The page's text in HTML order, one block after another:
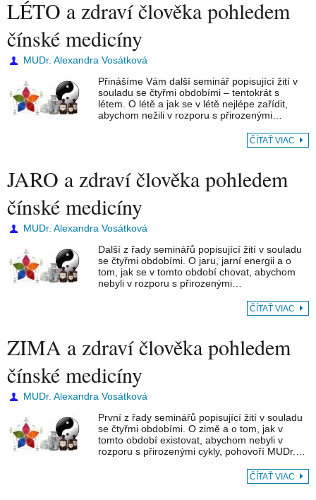
LÉTO a zdraví člověka pohledem
čínské medicíny
MUDr. Alexandra Vosátková
Přinášíme Vám další seminář popisující žití v
souladu se čtyřmi obdobími – tentokrát s
létem. O létě a jak se v létě nejlépe zařídit,
abychom nežili v rozporu s přirozenými…
ČÍTAŤ VIAC
JARO a zdraví člověka pohledem
čínské medicíny
MUDr. Alexandra Vosátková
Další z řady seminářů popisující žití v souladu
se čtyřmi obdobími. O jaru, jarní energii a o
tom, jak se v tomto období chovat, abychom
nebyli v rozporu s přirozenými…
ČÍTAŤ VIAC
ZIMA a zdraví člověka pohledem
čínské medicíny
MUDr. Alexandra Vosátková
První z řady seminářů popisující žití v souladu
se čtyřmi obdobími. O zimě a o tom, jak v
tomto období existovat, abychom nebyli v
rozporu s přirozenými cykly, pohovoří MUDr.…
ČÍTAŤ VIAC